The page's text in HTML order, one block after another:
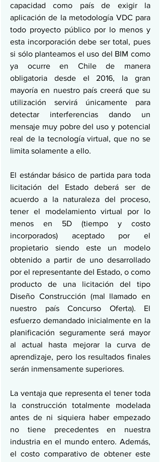
capacidad como país de exigir la
aplicación de la metodología VDC para
todo proyecto público por lo menos y
esta incorporación debe ser total, pues
si sólo planteamos el uso del BIM como
ya ocurre en Chile de manera
obligatoria desde el 2016, la gran
mayoría en nuestro país creerá que su
utilización servirá únicamente para
detectar interferencias dando un
mensaje muy pobre del uso y potencial
real de la tecnología virtual, que no se
limita solamente a ello.
El estándar básico de partida para toda
licitación del Estado deberá ser de
acuerdo a la naturaleza del proceso,
tener el modelamiento virtual por lo
menos en 5D (tiempo y costo
incorporados) aceptado por el
propietario siendo este un modelo
obtenido a partir de uno desarrollado
por el representante del Estado, o como
producto de una licitación del tipo
Diseño Construcción (mal llamado en
nuestro país Concurso Oferta). El
esfuerzo demandado inicialmente en la
planificación seguramente será mayor
al actual hasta mejorar la curva de
aprendizaje, pero los resultados finales
serán inmensamente superiores.
La ventaja que representa el tener toda
la construcción totalmente modelada
antes de ni siquiera haber empezado
no tiene precedentes en nuestra
industria en el mundo entero. Además,
el costo comparativo de obtener este